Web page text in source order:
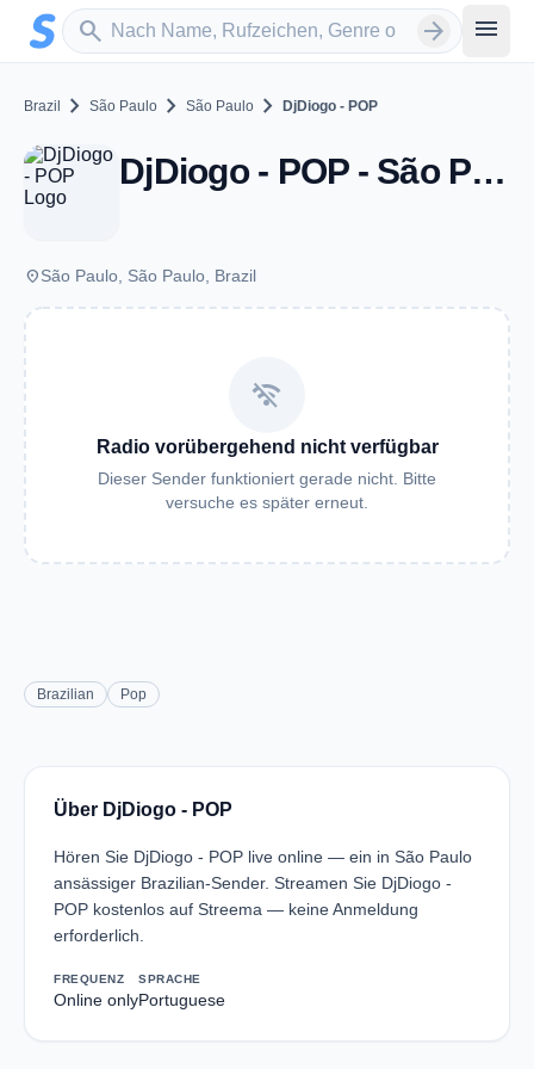
Zum Hauptinhalt springen
search
Sender suchen arrow_forward menu
Brazil chevron_right São Paulo chevron_right São Paulo chevron_right DjDiogo - POP
DjDiogo - POP - São Paulo
placeSão Paulo, São Paulo, Brazil
wifi_off
Radio vorübergehend nicht verfügbar
Dieser Sender funktioniert gerade nicht. Bitte
versuche es später erneut.
Brazilian Pop
Über DjDiogo - POP
Hören Sie DjDiogo - POP live online — ein in São Paulo
ansässiger Brazilian-Sender. Streamen Sie DjDiogo -
POP kostenlos auf Streema — keine Anmeldung
erforderlich.
FREQUENZ
Online only
SPRACHE
Portuguese